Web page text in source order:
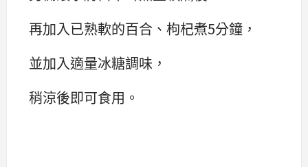
再加入已熟軟的百合、枸杞煮5分鐘，
並加入適量冰糖調味，
稍涼後即可食用。